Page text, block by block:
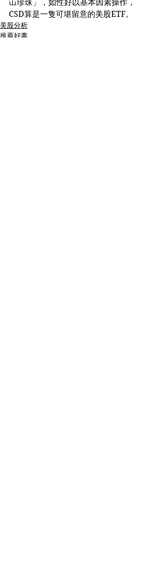
冚珍珠」，如性好以基本因素操作，
CSD算是一隻可堪留意的美股ETF。
美股分析
推薦好書